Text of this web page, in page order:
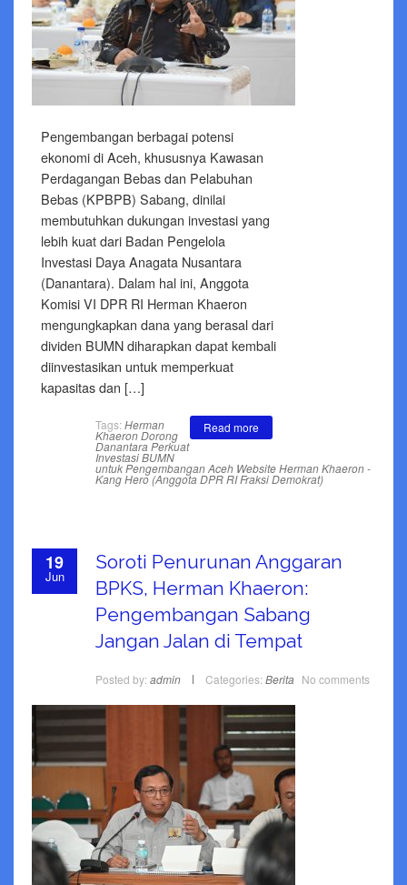
Pengembangan berbagai potensi
ekonomi di Aceh, khususnya Kawasan
Perdagangan Bebas dan Pelabuhan
Bebas (KPBPB) Sabang, dinilai
membutuhkan dukungan investasi yang
lebih kuat dari Badan Pengelola
Investasi Daya Anagata Nusantara
(Danantara). Dalam hal ini, Anggota
Komisi VI DPR RI Herman Khaeron
mengungkapkan dana yang berasal dari
dividen BUMN diharapkan dapat kembali
diinvestasikan untuk memperkuat
kapasitas dan […]
Read more
Tags: Herman
Khaeron Dorong
Danantara Perkuat
Investasi BUMN
untuk Pengembangan Aceh Website Herman Khaeron -
Kang Hero (Anggota DPR RI Fraksi Demokrat)
19
Jun
Soroti Penurunan Anggaran
BPKS, Herman Khaeron:
Pengembangan Sabang
Jangan Jalan di Tempat
Posted by: admin Categories: Berita No comments